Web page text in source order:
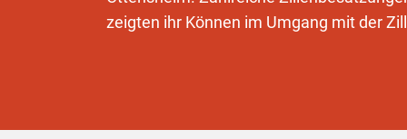
zeigten ihr Können im Umgang mit der